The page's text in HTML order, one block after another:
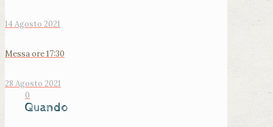
14 Agosto 2021
Messa ore 17:30
28 Agosto 2021
0
Quando